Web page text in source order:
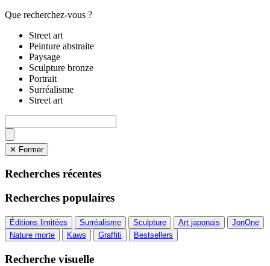
Que recherchez-vous ?
Street art
Peinture abstraite
Paysage
Sculpture bronze
Portrait
Surréalisme
Street art
✕ Fermer
Recherches récentes
Recherches populaires
Éditions limitées Surréalisme Sculpture Art japonais
JonOne
Nature morte
Kaws Graffiti Bestsellers
Recherche visuelle